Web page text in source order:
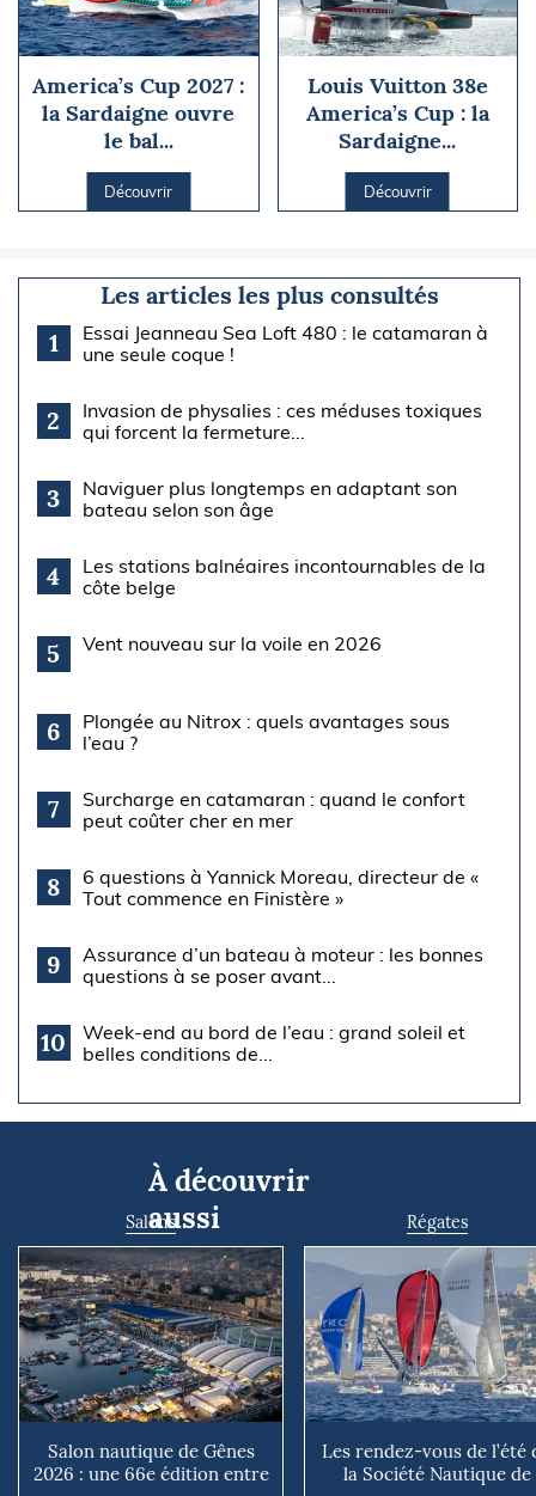
America’s Cup 2027 :
la Sardaigne ouvre
le bal...
Découvrir
Louis Vuitton 38e
America’s Cup : la
Sardaigne...
Découvrir
Les articles les plus consultés
1
Essai Jeanneau Sea Loft 480 : le catamaran à
une seule coque !
2
Invasion de physalies : ces méduses toxiques
qui forcent la fermeture...
3
Naviguer plus longtemps en adaptant son
bateau selon son âge
4
Les stations balnéaires incontournables de la
côte belge
5 Vent nouveau sur la voile en 2026
6
Plongée au Nitrox : quels avantages sous
l’eau ?
7
Surcharge en catamaran : quand le confort
peut coûter cher en mer
8
6 questions à Yannick Moreau, directeur de «
Tout commence en Finistère »
9
Assurance d’un bateau à moteur : les bonnes
questions à se poser avant...
10
Week-end au bord de l’eau : grand soleil et
belles conditions de...
À découvrir
aussi
Salons
Salon nautique de Gênes
2026 : une 66e édition entre
Régates
Les rendez-vous de l’été
la Société Nautique de